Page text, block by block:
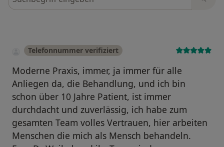
Telefonnummer verifiziert
Moderne Praxis, immer, ja immer für alle
Anliegen da, die Behandlung, und ich bin
schon über 10 Jahre Patient, ist immer
durchdacht und zuverlässig, ich habe zum
gesamten Team volles Vertrauen, hier arbeiten
Menschen die mich als Mensch behandeln.